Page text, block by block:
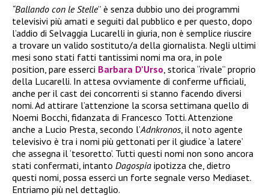
“Ballando con le Stelle” è senza dubbio uno dei programmi
televisivi più amati e seguiti dal pubblico e per questo, dopo
l’addio di Selvaggia Lucarelli in giuria, non è semplice riuscire
a trovare un valido sostituto/a della giornalista. Negli ultimi
mesi sono stati fatti tantissimi nomi ma ora, in pole
position, pare esserci Barbara D’Urso , storica “rivale” proprio
della Lucarelli. In attesa ovviamente di conferme ufficiali,
anche per il cast dei concorrenti si stanno facendo diversi
nomi. Ad attirare l’attenzione la scorsa settimana quello di
Noemi Bocchi, fidanzata di Francesco Totti. Attenzione
anche a Lucio Presta, secondo l’Adnkronos, il noto agente
televisivo è tra i nomi più gettonati per il giudice ‘a latere’
che assegna il ‘tesoretto’. Tutti questi nomi non sono ancora
stati confermati, intanto Dagospia ipotizza che, dietro
questi nomi, possa esserci un forte segnale verso Mediaset.
Entriamo più nel dettaglio.